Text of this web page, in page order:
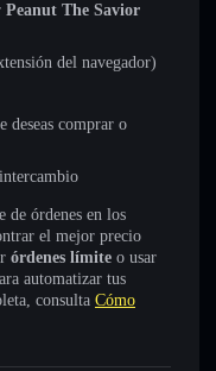
Peanut The Savior
del navegador)
deseas comprar o
órdenes en los
el mejor precio
órdenes límite o usar
automatizar tus
consulta Cómo